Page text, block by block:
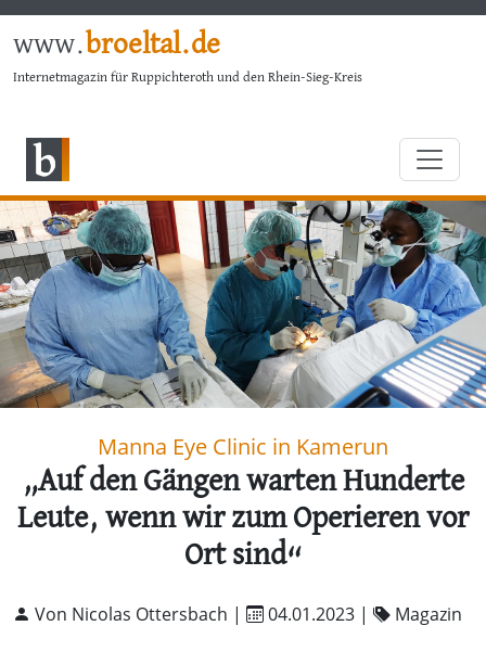
www.broeltal.de
Internetmagazin für Ruppichteroth und den Rhein-Sieg-Kreis
Manna Eye Clinic in Kamerun
„Auf den Gängen warten Hunderte
Leute, wenn wir zum Operieren vor
Ort sind“
Von Nicolas Ottersbach | 04.01.2023 | Magazin